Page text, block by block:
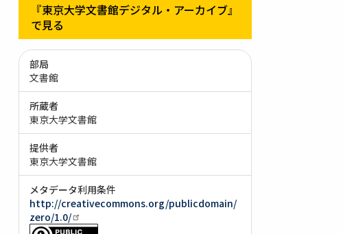
『東京大学文書館デジタル・アーカイブ』
で見る
部局
文書館
所蔵者
東京大学文書館
提供者
東京大学文書館
メタデータ利用条件
http://creativecommons.org/publicdomain/
zero/1.0/